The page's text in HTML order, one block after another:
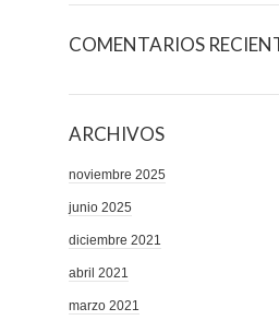
COMENTARIOS
ARCHIVOS
noviembre 2025
junio 2025
diciembre 2021
abril 2021
marzo 2021